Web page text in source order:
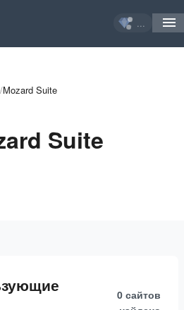
...
/Mozard Suite
Suite
0 сайтов